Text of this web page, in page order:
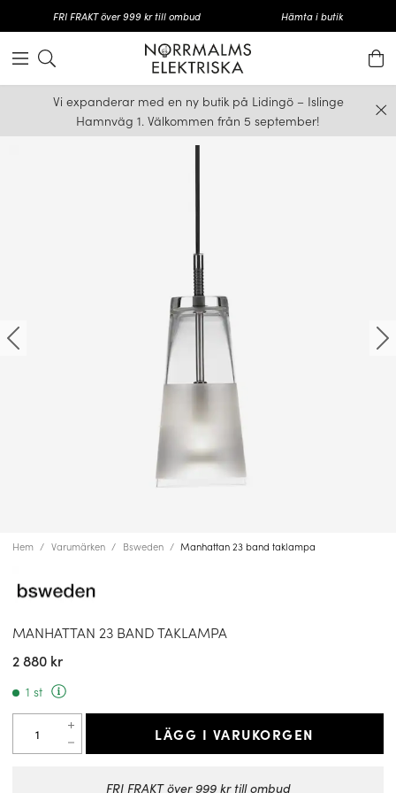
FRI FRAKT över 999 kr till ombud Hämta i butik
Vi expanderar med en ny butik på Lidingö – Islinge
Hamnväg 1. Välkommen från 5 september!
Hem Varumärken Bsweden Manhattan 23 band taklampa
MANHATTAN 23 BAND TAKLAMPA
2 880 kr
1 st
LÄGG I VARUKORGEN
FRI FRAKT över 999 kr till ombud